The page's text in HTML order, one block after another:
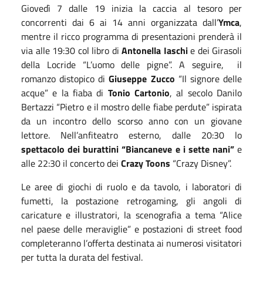
Giovedì 7 dalle 19 inizia la caccia al tesoro per
concorrenti dai 6 ai 14 anni organizzata dall’Ymca,
mentre il ricco programma di presentazioni prenderà il
via alle 19:30 col libro di Antonella Iaschie dei Girasoli
della Locride “L’uomo delle pigne”. A seguire,
il
romanzo distopico diGiuseppe Zucco “Il signore delle
acque” e la fiaba di Tonio Cartonio, al secolo Danilo
Bertazzi “Pietro e il mostro delle fiabe perdute” ispirata
da un incontro dello scorso anno con un giovane
lettore. Nell’anfiteatro esterno, dalle 20:30 lo
spettacolo dei burattini “Biancaneve e i sette nani”e
alle 22:30 il concerto dei Crazy Toons “Crazy Disney”.
Le aree di giochi di ruolo e da tavolo, i laboratori di
fumetti, la postazione retrogaming, gli angoli di
caricature e illustratori, la scenografia a tema “Alice
nel paese delle meraviglie” e postazioni di street food
completeranno l’offerta destinata ai numerosi visitatori
per tutta la durata del festival.